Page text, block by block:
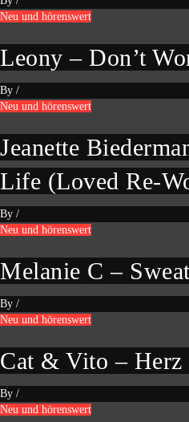
Neu und hörenswert
Leony – Don’t
By /
Neu und hörenswert
Jeanette
Life (Loved Re-
By /
Neu und hörenswert
Melanie C –
By /
Neu und hörenswert
Cat & Vito –
By /
Neu und hörenswert